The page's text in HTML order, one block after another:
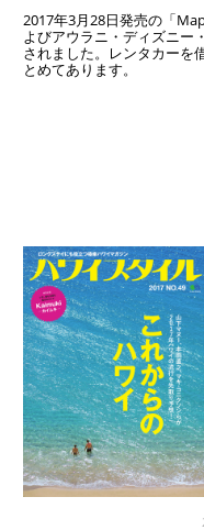
2017年3月28日発売の「
よびアウラニ・ディズニー
されました。レンタカーを
とめてあります。